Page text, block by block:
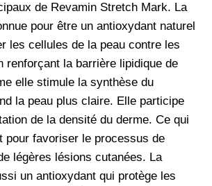
de Revamin Stretch Mark. La
pour être un antioxydant naturel
les cellules de la peau contre les
renforçant la barrière lipidique de
elle stimule la synthèse du
la peau plus claire. Elle participe
de la densité du derme. Ce qui
pour favoriser le processus de
légères lésions cutanées. La
un antioxydant qui protège les